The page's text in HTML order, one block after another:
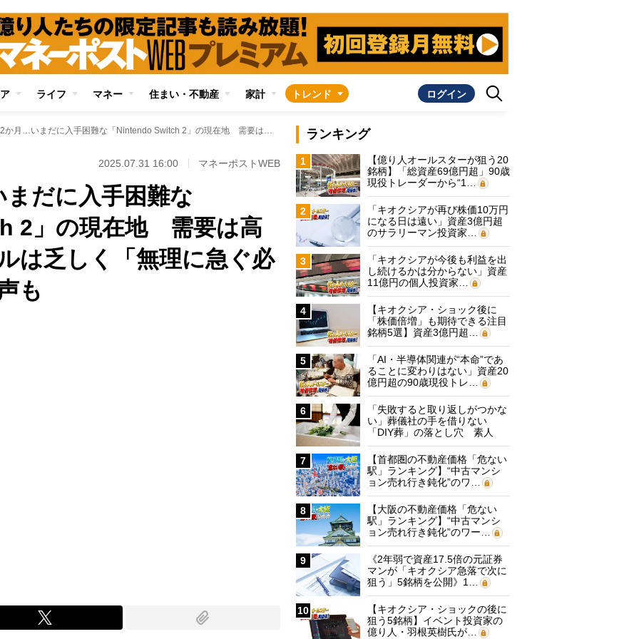
ライフ マネー 住まい・不動産 家計 トレンド ログイン
発売から2か月…いまだに入手困難な「Nintendo Switch 2」の現在地 需要は高くても専用タイトルは乏しく「無理に急ぐ必要はない」という声も
2025.07.31 16:00 マネーポストWEB
だに入手困難な
2」の現在地 需要は高
は乏しく「無理に急ぐ必
も
ランキング
1
【億り人オールスターが狙う20
銘柄】「総資産69億円超」90歳
現役トレーダーから“1…
2
「キオクシアが再び株価10万円
になる日は遠い」資産3億円超
のサラリーマン投資家…
3
「キオクシアが今後も利益を出
し続けるかは分からない」資産
11億円の個人投資家…
4
【キオクシア・ショック後に
「株価倍増」も期待できる注目
銘柄5選】資産3億円超…
5
「AI・半導体関連が“本命”であ
ることに変わりはない」資産20
億円超の90歳現役トレ…
6
「失敗すると取り返しがつかな
い」葬儀社の手を借りない
「DIY葬」の落とし穴 素人
に…
7
【首都圏の不動産価格「危ない
駅」ランキング】“中古マンシ
ョン売れ行き鈍化”のワ…
8
【大阪の不動産価格「危ない
駅」ランキング】“中古マンシ
ョン売れ行き鈍化”のワー…
9
《2年弱で資産17.5倍の元証券
マンが「キオクシア急落で次に
狙う」5銘柄を公開》1…
10
【キオクシア・ショックの後に
狙う5銘柄】イベント投資家の
億り人・羽根英樹氏が…